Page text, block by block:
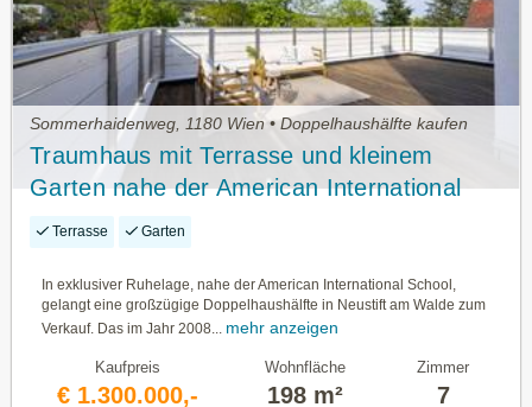
Sommerhaidenweg, 1180 Wien • Doppelhaushälfte kaufen
Traumhaus mit Terrasse und kleinem
Garten nahe der American International
School
Terrasse Garten
In exklusiver Ruhelage, nahe der American International School,
gelangt eine großzügige Doppelhaushälfte in Neustift am Walde zum
Verkauf. Das im Jahr 2008...
mehr anzeigen
Kaufpreis
€ 1.300.000,-
Wohnfläche
198 m²
Zimmer
7